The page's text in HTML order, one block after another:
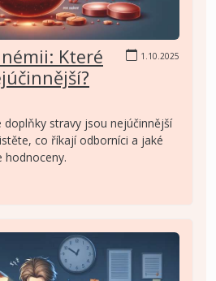
1.10.2025
Které
doplňky stravy jsou nejúčinnější
co říkají odborníci a jaké
hodnoceny.